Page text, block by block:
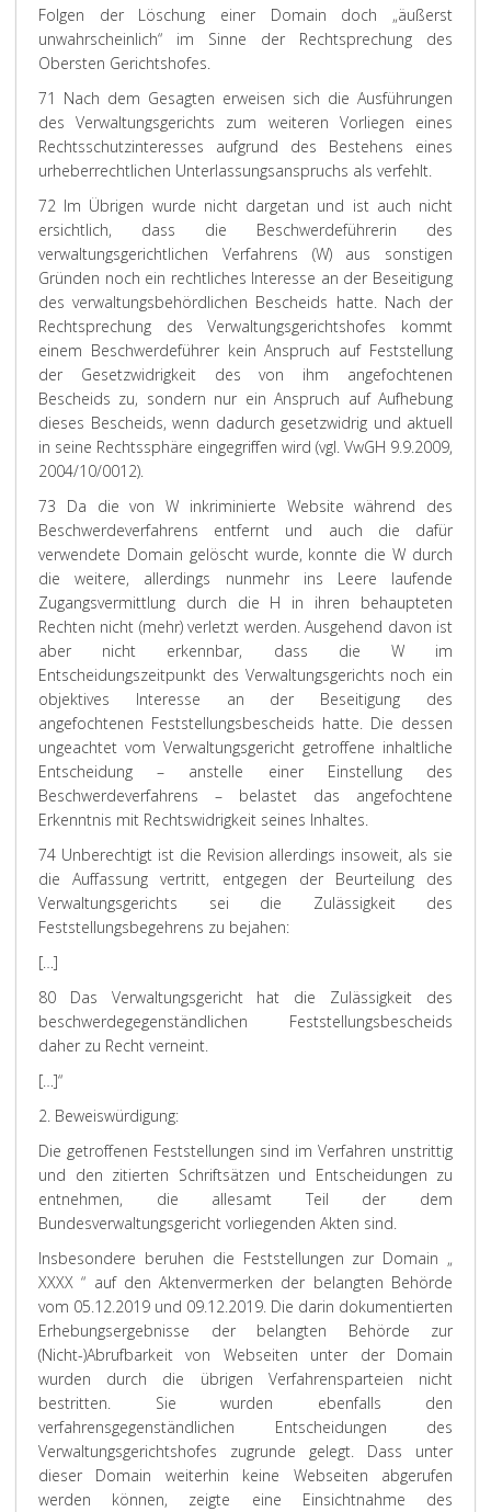
Folgen der Löschung einer Domain doch „äußerst
unwahrscheinlich“ im Sinne der Rechtsprechung des
Obersten Gerichtshofes.
71 Nach dem Gesagten erweisen sich die Ausführungen
des Verwaltungsgerichts zum weiteren Vorliegen eines
Rechtsschutzinteresses aufgrund des Bestehens eines
urheberrechtlichen Unterlassungsanspruchs als verfehlt.
72 Im Übrigen wurde nicht dargetan und ist auch nicht
ersichtlich, dass die Beschwerdeführerin des
verwaltungsgerichtlichen Verfahrens (W) aus sonstigen
Gründen noch ein rechtliches Interesse an der Beseitigung
des verwaltungsbehördlichen Bescheids hatte. Nach der
Rechtsprechung des Verwaltungsgerichtshofes kommt
einem Beschwerdeführer kein Anspruch auf Feststellung
der Gesetzwidrigkeit des von ihm angefochtenen
Bescheids zu, sondern nur ein Anspruch auf Aufhebung
dieses Bescheids, wenn dadurch gesetzwidrig und aktuell
in seine Rechtssphäre eingegriffen wird (vgl. VwGH 9.9.2009,
2004/10/0012).
73 Da die von W inkriminierte Website während des
Beschwerdeverfahrens entfernt und auch die dafür
verwendete Domain gelöscht wurde, konnte die W durch
die weitere, allerdings nunmehr ins Leere laufende
Zugangsvermittlung durch die H in ihren behaupteten
Rechten nicht (mehr) verletzt werden. Ausgehend davon ist
aber nicht erkennbar, dass die W im
Entscheidungszeitpunkt des Verwaltungsgerichts noch ein
objektives Interesse an der Beseitigung des
angefochtenen Feststellungsbescheids hatte. Die dessen
ungeachtet vom Verwaltungsgericht getroffene inhaltliche
Entscheidung – anstelle einer Einstellung des
Beschwerdeverfahrens – belastet das angefochtene
Erkenntnis mit Rechtswidrigkeit seines Inhaltes.
74 Unberechtigt ist die Revision allerdings insoweit, als sie
die Auffassung vertritt, entgegen der Beurteilung des
Verwaltungsgerichts sei die Zulässigkeit des
Feststellungsbegehrens zu bejahen:
[…]
80 Das Verwaltungsgericht hat die Zulässigkeit des
beschwerdegegenständlichen Feststellungsbescheids
daher zu Recht verneint.
[…]“
2. Beweiswürdigung:
Die getroffenen Feststellungen sind im Verfahren unstrittig
und den zitierten Schriftsätzen und Entscheidungen zu
entnehmen, die allesamt Teil der dem
Bundesverwaltungsgericht vorliegenden Akten sind.
Insbesondere beruhen die Feststellungen zur Domain „
XXXX “ auf den Aktenvermerken der belangten Behörde
vom 05.12.2019 und 09.12.2019. Die darin dokumentierten
Erhebungsergebnisse der belangten Behörde zur
(Nicht-)Abrufbarkeit von Webseiten unter der Domain
wurden durch die übrigen Verfahrensparteien nicht
bestritten. Sie wurden ebenfalls den
verfahrensgegenständlichen Entscheidungen des
Verwaltungsgerichtshofes zugrunde gelegt. Dass unter
dieser Domain weiterhin keine Webseiten abgerufen
werden können, zeigte eine Einsichtnahme des